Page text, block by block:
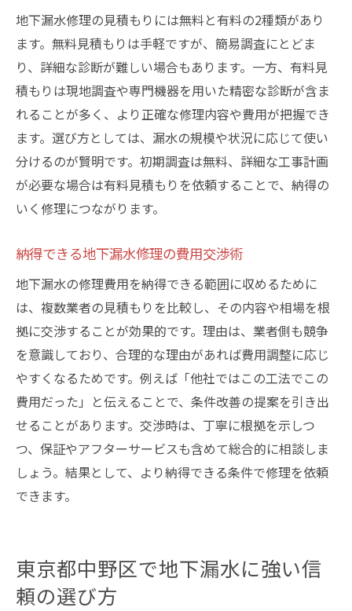
地下漏水修理の見積もりには無料と有料の2種類があり
ます。無料見積もりは手軽ですが、簡易調査にとどま
り、詳細な診断が難しい場合もあります。一方、有料見
積もりは現地調査や専門機器を用いた精密な診断が含ま
れることが多く、より正確な修理内容や費用が把握でき
ます。選び方としては、漏水の規模や状況に応じて使い
分けるのが賢明です。初期調査は無料、詳細な工事計画
が必要な場合は有料見積もりを依頼することで、納得の
いく修理につながります。
納得できる地下漏水修理の費用交渉術
地下漏水の修理費用を納得できる範囲に収めるために
は、複数業者の見積もりを比較し、その内容や相場を根
拠に交渉することが効果的です。理由は、業者側も競争
を意識しており、合理的な理由があれば費用調整に応じ
やすくなるためです。例えば「他社ではこの工法でこの
費用だった」と伝えることで、条件改善の提案を引き出
せることがあります。交渉時は、丁寧に根拠を示しつ
つ、保証やアフターサービスも含めて総合的に相談しま
しょう。結果として、より納得できる条件で修理を依頼
できます。
東京都中野区で地下漏水に強い信
頼の選び方